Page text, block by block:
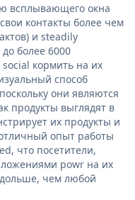
всплывающего окна
контакты более чем
и steadily
более 6000
кормить на их
способ
они являются
продукты выглядят в
их продукты и
опыт работы
что посетители,
powr на их
чем любой